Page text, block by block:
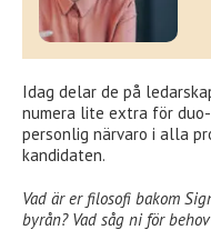
Idag delar de på
numera lite extra för
personlig närvaro i alla
kandidaten.
Vad är er filosofi bakom
byrån? Vad såg ni för